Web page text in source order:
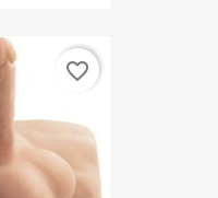
favorite_border